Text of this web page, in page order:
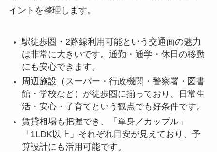
イントを整理します。
駅徒歩圏・2路線利用可能という交通面の魅力
は非常に大きいです。通勤・通学・休日の移動
にも安心できます。
周辺施設（スーパー・行政機関・警察署・図書
館・学校など）が徒歩圏に揃っており、日常生
活・安心・子育てという観点でも好条件です。
賃貸相場も把握でき、「単身／カップル」
「1LDK以上」それぞれ目安が見えており、予
算設計にも活用可能です。